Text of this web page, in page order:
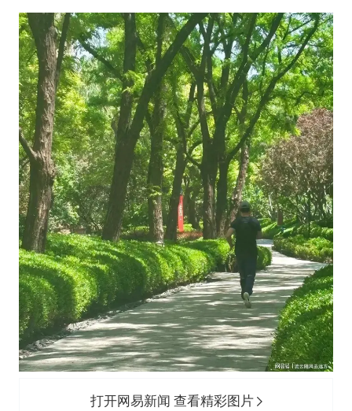
多地要求领导干部带头休假
80后女柜员逆袭成4200亿银行副行长
女子利用漏洞0元薅走3000多件家电
奋进开新局 实干挑大梁
打开网易新闻 查看精彩图片